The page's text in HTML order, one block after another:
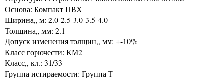
Основа: Компакт ПВХ
Ширина,, м: 2.0-2.5-3.0-3.5-4.0
Толщина,, мм: 2.1
Допуск изменения толщин,, мм: +-10%
Класс горючести: КМ2
Класс,, кл.: 31/33
Группа истираемости: Группа Т